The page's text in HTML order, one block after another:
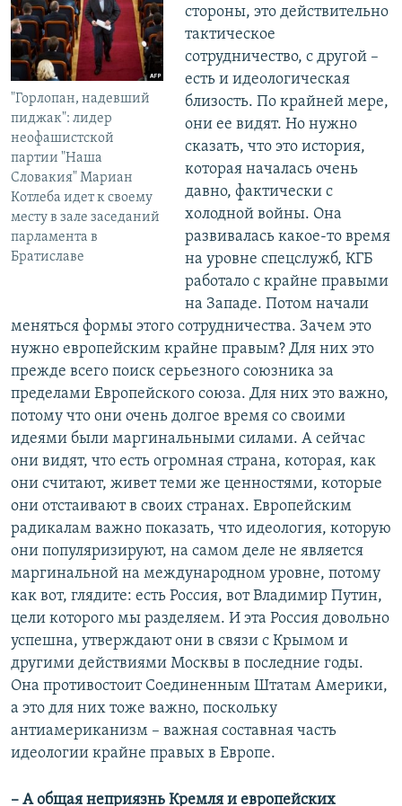
"Горлопан, надевший
пиджак": лидер
неофашистской
партии "Наша
Словакия" Мариан
Котлеба идет к своему
месту в зале заседаний
парламента в
Братиславе
стороны, это действительно
тактическое
сотрудничество, с другой –
есть и идеологическая
близость. По крайней мере,
они ее видят. Но нужно
сказать, что это история,
которая началась очень
давно, фактически с
холодной войны. Она
развивалась какое-то время
на уровне спецслужб, КГБ
работало с крайне правыми
на Западе. Потом начали
меняться формы этого сотрудничества. Зачем это
нужно европейским крайне правым? Для них это
прежде всего поиск серьезного союзника за
пределами Европейского союза. Для них это важно,
потому что они очень долгое время со своими
идеями были маргинальными силами. А сейчас
они видят, что есть огромная страна, которая, как
они считают, живет теми же ценностями, которые
они отстаивают в своих странах. Европейским
радикалам важно показать, что идеология, которую
они популяризируют, на самом деле не является
маргинальной на международном уровне, потому
как вот, глядите: есть Россия, вот Владимир Путин,
цели которого мы разделяем. И эта Россия довольно
успешна, утверждают они в связи с Крымом и
другими действиями Москвы в последние годы.
Она противостоит Соединенным Штатам Америки,
а это для них тоже важно, поскольку
антиамериканизм – важная составная часть
идеологии крайне правых в Европе.
– А общая неприязнь Кремля и европейских